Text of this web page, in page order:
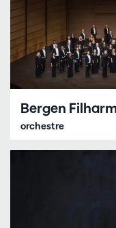
Bergen
orchestre